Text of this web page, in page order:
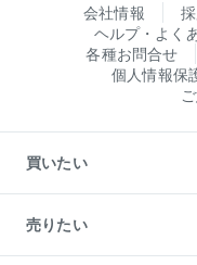
会社情報
ヘルプ・よく
各種お問合せ
個人情報保
買いたい
新築・分譲マンションの購入
中古マンションの購入
一戸建ての購入
売りたい